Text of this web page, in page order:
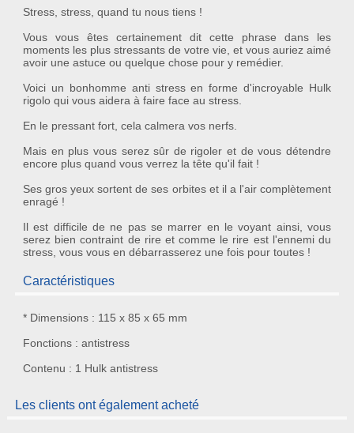
Stress, stress, quand tu nous tiens !
Vous vous êtes certainement dit cette phrase dans les
moments les plus stressants de votre vie, et vous auriez aimé
avoir une astuce ou quelque chose pour y remédier.
Voici un bonhomme anti stressen forme d'incroyable Hulk
rigolo qui vous aidera à faire face au stress.
En le pressant fort, cela calmera vos nerfs.
Mais en plus vous serez sûr de rigoler et de vous détendre
encore plus quand vous verrez la tête qu'il fait !
Sesgros yeux sortent de ses orbites et il a l'air complètement
enragé !
Il est difficile de ne pas se marrer en le voyant ainsi, vous
serez bien contraint de rire et comme le rire est l'ennemi du
stress, vous vous en débarrasserez une fois pour toutes !
Caractéristiques
* Dimensions : 115 x 85 x 65 mm
Fonctions : antistress
Contenu : 1 Hulk antistress
Les clients ont également acheté